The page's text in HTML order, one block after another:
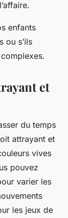
enfants
ou s’ils
et
du temps
attrayant et
vives
pouvez
varier les
les jeux de